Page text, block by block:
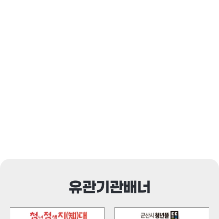
유관기관배너